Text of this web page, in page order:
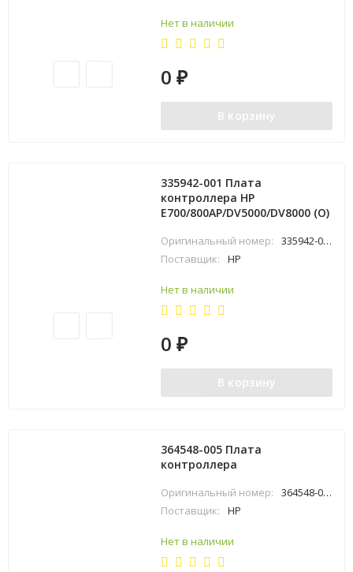
Нет в наличии
0₽
В корзину
335942-001 Плата
контроллера HP
E700/800AP/DV5000/DV8000 (O)
Оригинальный номер:
335942-001
Поставщик:
HP
Нет в наличии
0₽
В корзину
364548-005 Плата
контроллера
Оригинальный номер:
364548-005
Поставщик:
HP
Нет в наличии